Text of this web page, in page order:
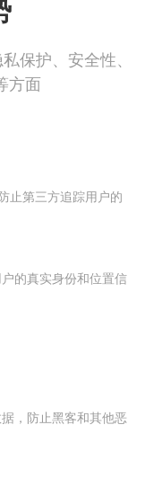
保护、安全性、
方面
止第三方追踪用户的
的真实身份和位置信
，防止黑客和其他恶